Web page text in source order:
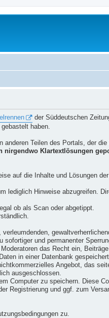
der Süddeutschen
haben.
Teilen des Portals, der
Klartextlösungen
auf die Inhalte und Lösungen
lediglich Hinweise abzugreifen.
ob als Scan oder abgetippt.
und permanenter
das Recht ein,
in einer Datenbank gespeichert
Angebot, das
ausgeschlossen.
Computer zu speichern. Diese
Registrierung und ggf. zum
zu.